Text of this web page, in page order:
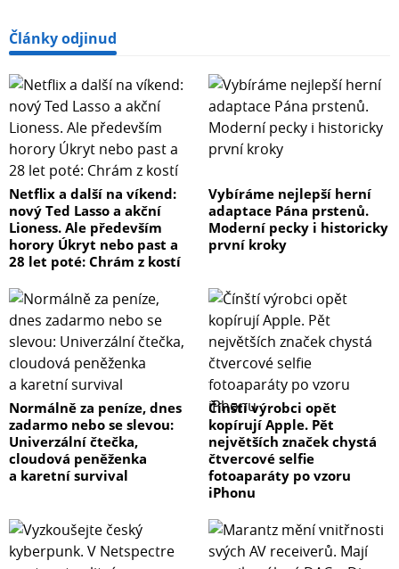
Články odjinud
Netflix a další na víkend:
nový Ted Lasso a akční
Lioness. Ale především
horory Úkryt nebo past a
28 let poté: Chrám z kostí
Vybíráme nejlepší herní
adaptace Pána prstenů.
Moderní pecky i historicky
první kroky
Normálně za peníze, dnes
zadarmo nebo se slevou:
Univerzální čtečka,
cloudová peněženka
a karetní survival
Čínští výrobci opět
kopírují Apple. Pět
největších značek chystá
čtvercové selfie
fotoaparáty po vzoru
iPhonu